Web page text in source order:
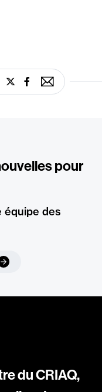
pour
équipe des
du CRIAQ,